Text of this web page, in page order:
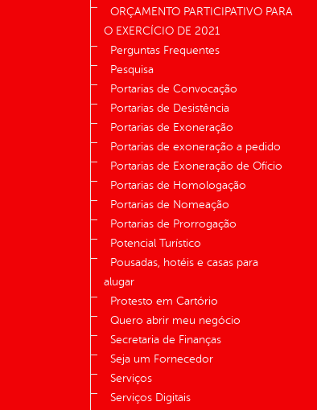
ORÇAMENTO PARTICIPATIVO PARA
O EXERCÍCIO DE 2021
Perguntas Frequentes
Pesquisa
Portarias de Convocação
Portarias de Desistência
Portarias de Exoneração
Portarias de exoneração a pedido
Portarias de Exoneração de Ofício
Portarias de Homologação
Portarias de Nomeação
Portarias de Prorrogação
Potencial Turístico
Pousadas, hotéis e casas para
alugar
Protesto em Cartório
Quero abrir meu negócio
Secretaria de Finanças
Seja um Fornecedor
Serviços
Serviços Digitais